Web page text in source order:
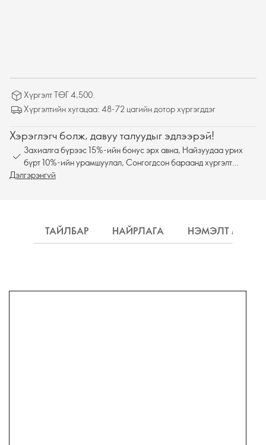
Хүргэлт ТӨГ 4,500.
Хүргэлтийн хугацаа: 48-72 цагийн дотор хүргэгддэг
Хэрэглэгч болж, давуу талуудыг эдлээрэй!
Захиалга бүрээс 15%-ийн бонус эрх авна, Найзуудаа урих
бүрт 10%-ийн урамшуулал, Сонгогдсон бараанд хүргэлт
үнэгүй
Дэлгэрэнгүй
ТАЙЛБАР НАЙРЛАГА НЭМЭЛТ